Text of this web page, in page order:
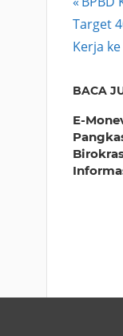
Post:
Next
Post:
Target
Kerja
BACA
E-